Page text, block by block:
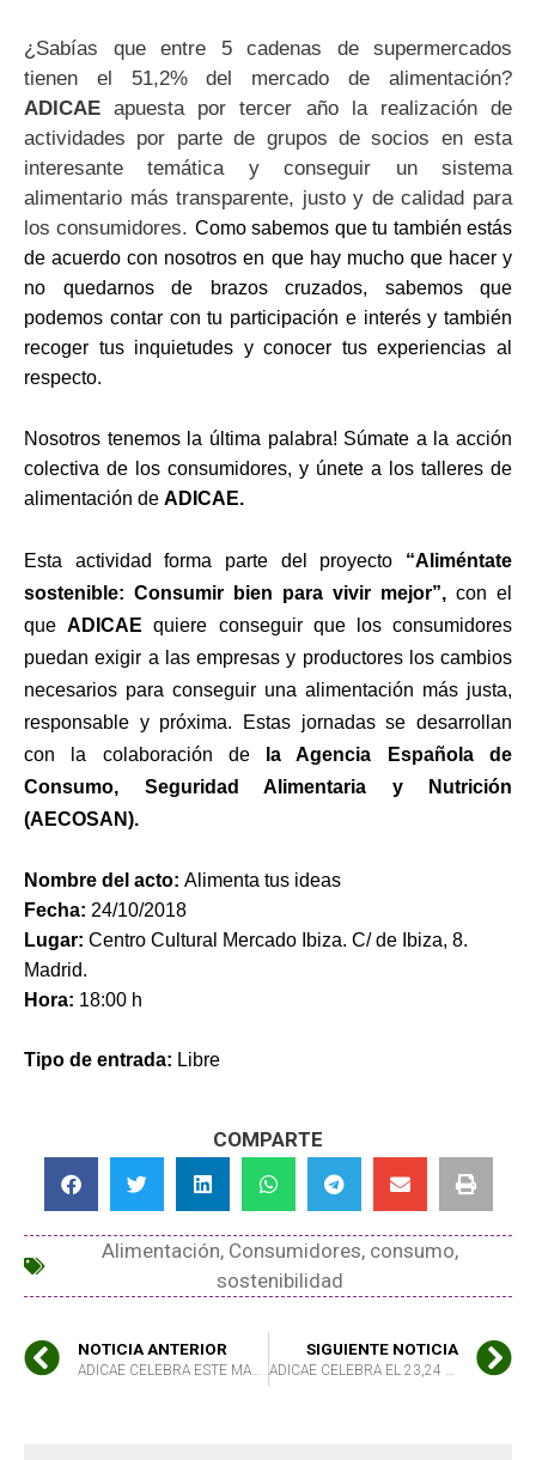
¿Sabías que entre 5 cadenas de supermercados
tienen el 51,2% del mercado de alimentación?
ADICAE apuesta por tercer año la realización de
actividades por parte de grupos de socios en esta
interesante temática y conseguir un sistema
alimentario más transparente, justo y de calidad para
los consumidores. Como sabemos que tu también estás
de acuerdo con nosotros en que hay mucho que hacer y
no quedarnos de brazos cruzados, sabemos que
podemos contar con tu participación e interés y también
recoger tus inquietudes y conocer tus experiencias al
respecto.
Nosotros tenemos la última palabra! Súmate a la acción
colectiva de los consumidores, y únete a los talleres de
alimentación de ADICAE.
Esta actividad forma parte del proyecto “Aliméntate
sostenible: Consumir bien para vivir mejor”, con el
queADICAEquiere conseguir que los consumidores
puedan exigir a las empresas y productores los cambios
necesarios para conseguir una alimentación más justa,
responsable y próxima. Estas jornadas se desarrollan
con la colaboración de
la Agencia Española de
Consumo, Seguridad Alimentaria y Nutrición
(AECOSAN).
Nombre del acto: Alimenta tus ideas
Fecha: 24/10/2018
Lugar: Centro Cultural Mercado Ibiza. C/ de Ibiza, 8.
Madrid.
Hora: 18:00 h
Tipo de entrada: Libre
COMPARTE
Alimentación, Consumidores, consumo,
sostenibilidad
NOTICIA ANTERIOR SIGUIENTE NOTICIA